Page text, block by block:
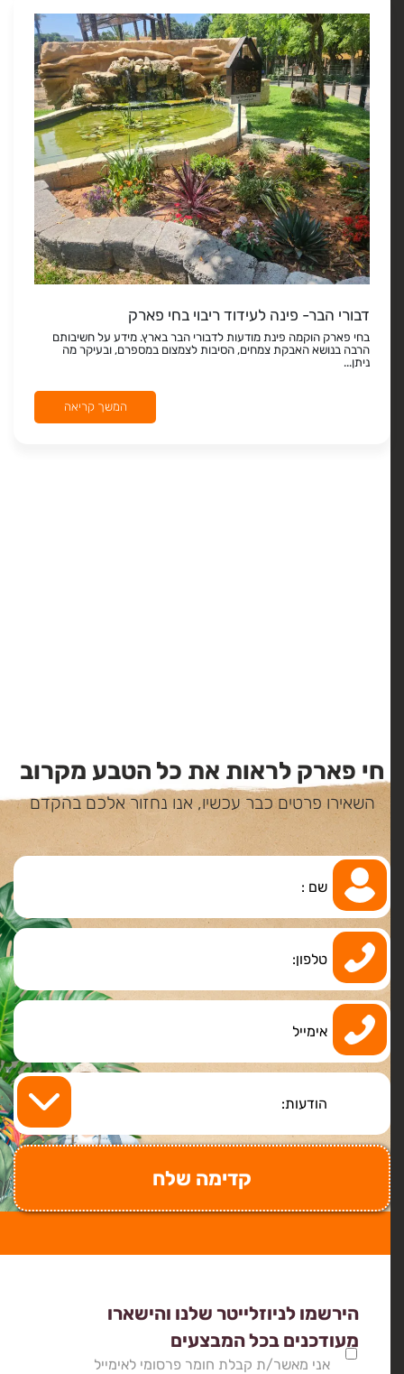
דבורי הבר- פינה לעידוד ריבוי בחי פארק
בחי פארק הוקמה פינת מודעות לדבורי הבר בארץ. מידע על חשיבותם
הרבה בנושא האבקת צמחים, הסיבות לצמצום במספרם, ובעיקר מה
ניתן...
המשך קריאה
חי פארק לראות את כל הטבע מקרוב
השאירו פרטים כבר עכשיו, אנו נחזור אלכם בהקדם
הירשמו לניוזלייטר שלנו והישארו
מעודכנים בכל המבצעים
אני מאשר/ת קבלת חומר פרסומי לאימייל